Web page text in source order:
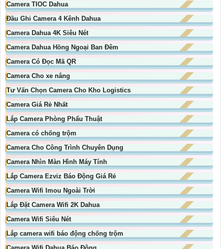
Camera TIOC Dahua
Đầu Ghi Camera 4 Kênh Dahua
Camera Dahua 4K Siêu Nét
Camera Dahua Hồng Ngoại Ban Đêm
Camera Có Đọc Mã QR
Camera Cho xe nâng
Tư Vấn Chọn Camera Cho Kho Logistics
Camera Giá Rẻ Nhất
Lắp Camera Phòng Phẩu Thuật
Camera có chống trộm
Camera Cho Công Trình Chuyên Dụng
Camera Nhìn Màn Hình Máy Tính
Lắp Camera Ezviz Báo Động Giá Rẻ
Camera Wifi Imou Ngoài Trời
Lắp Đặt Camera Wifi 2K Dahua
Camera Wifi Siêu Nét
Lắp camera wifi báo động chống trộm